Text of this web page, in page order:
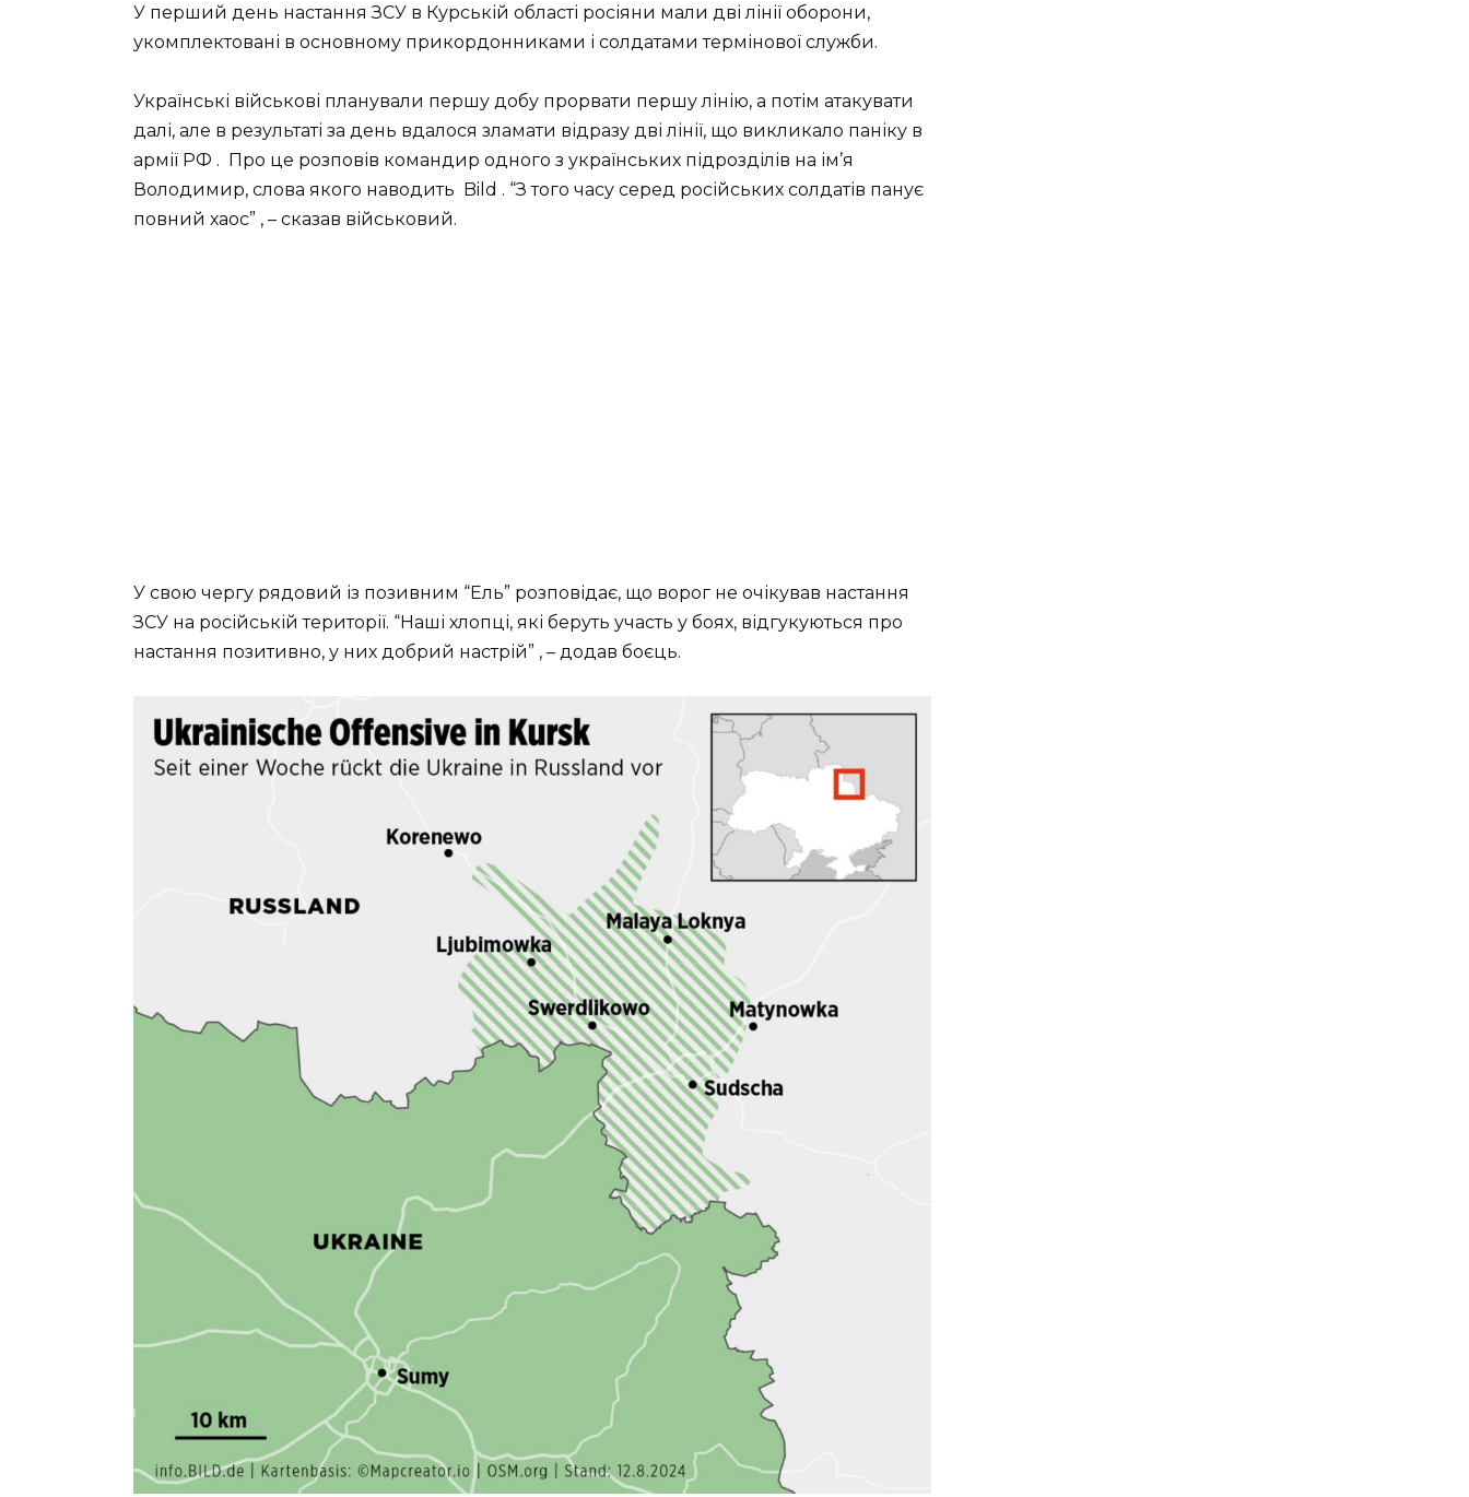
У перший день настання ЗСУ в Курській області росіяни мали дві лінії оборони,
укомплектовані в основному прикордонниками і солдатами термінової служби.
Українські військові планували першу добу прорвати першу лінію, а потім атакувати
далі, але в результаті за день вдалося зламати відразу дві лінії, що викликало паніку в
армії РФ . Про це розповів командир одного з українських підрозділів на ім’я
Володимир, слова якого наводить Bild . “З того часу серед російських солдатів панує
повний хаос” , – сказав військовий.
У свою чергу рядовий із позивним “Ель” розповідає, що ворог не очікував настання
ЗСУ на російській території. “Наші хлопці, які беруть участь у боях, відгукуються про
настання позитивно, у них добрий настрій” , – додав боєць.